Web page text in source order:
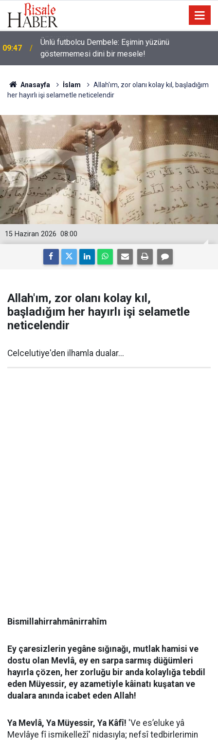
09:47
Ünlü futbolcu Dembele: Eşimin yüzünü
göstermemesi dini bir mesele!
Anasayfa İslam
Allah'ım, zor olanı kolay kıl, başladığım
her hayırlı işi selametle neticelendir
08:00
15 Haziran 2026
Allah'ım, zor olanı kolay kıl,
başladığım her hayırlı işi selametle
neticelendir
Celcelutiye'den ilhamla dualar...
Bismillahirrahmânirrahîm
​Ey çaresizlerin yegâne sığınağı, mutlak hamisi ve
dostu olan Mevlâ, ey en sarpa sarmış düğümleri
hayırla çözen, her zorluğu bir anda kolaylığa tebdil
eden Müyessir, ey azametiyle kâinatı kuşatan ve
dualara anında icabet eden Allah!
Ya Mevlâ, Ya Müyessir, Ya Kâfî! 'Ve es’eluke yâ
Mevlâye fî ismikelležî' nidasıyla; nefsî tedbirlerimin